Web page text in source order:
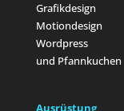
Grafikdesign
Motiondesign
Wordpress
und Pfannkuchen
Ausrüstung